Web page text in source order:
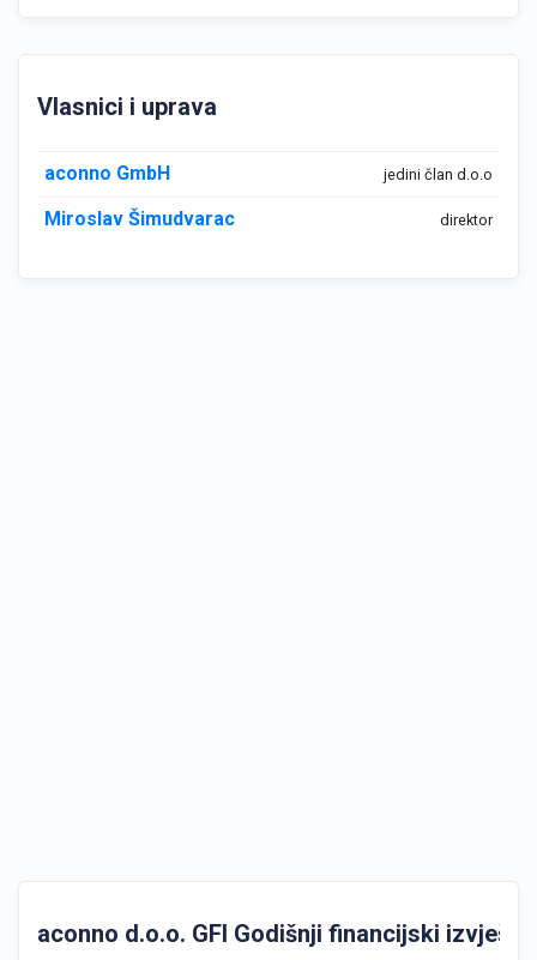
Vlasnici i uprava
aconno GmbH jedini član d.o.o
Miroslav Šimudvarac direktor
aconno d.o.o. GFI Godišnji financijski